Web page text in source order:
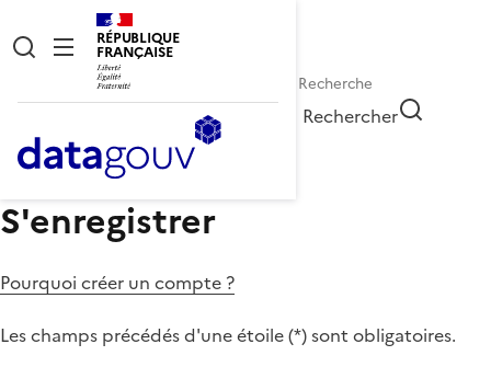
RÉPUBLIQUE
FRANÇAISE
Rechercher
S'enregistrer
Pourquoi créer un compte ?
Les champs précédés d'une étoile (*) sont obligatoires.